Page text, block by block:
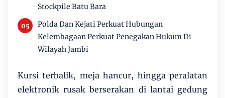
Stockpile Batu Bara
Polda Dan Kejati Perkuat Hubungan
Kelembagaan Perkuat Penegakan Hukum Di
Wilayah Jambi
Kursi terbalik, meja hancur, hingga peralatan
elektronik rusak berserakan di lantai gedung